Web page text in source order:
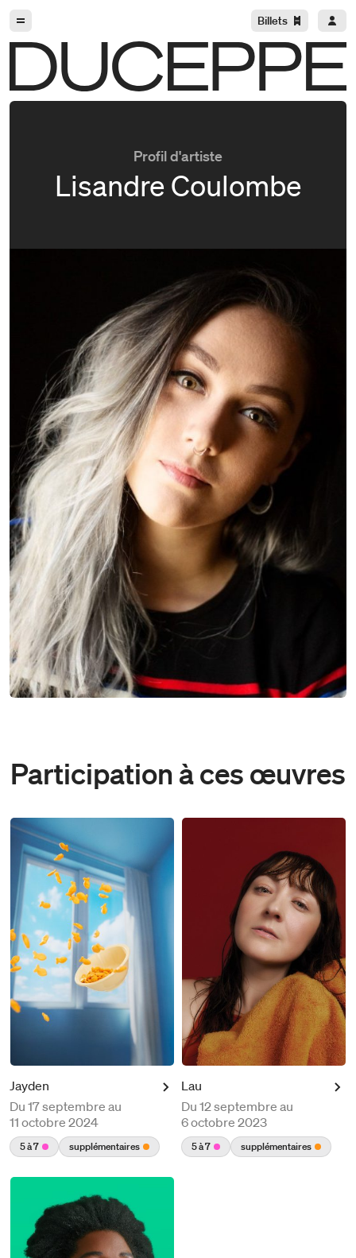
Billets
Profil d'artiste
Lisandre Coulombe
Participation à ces œuvres
Jayden
Du 17 septembre au
11 octobre 2024
5 à 7 supplémentaires
Lau
Du 12 septembre au
6 octobre 2023
5 à 7 supplémentaires